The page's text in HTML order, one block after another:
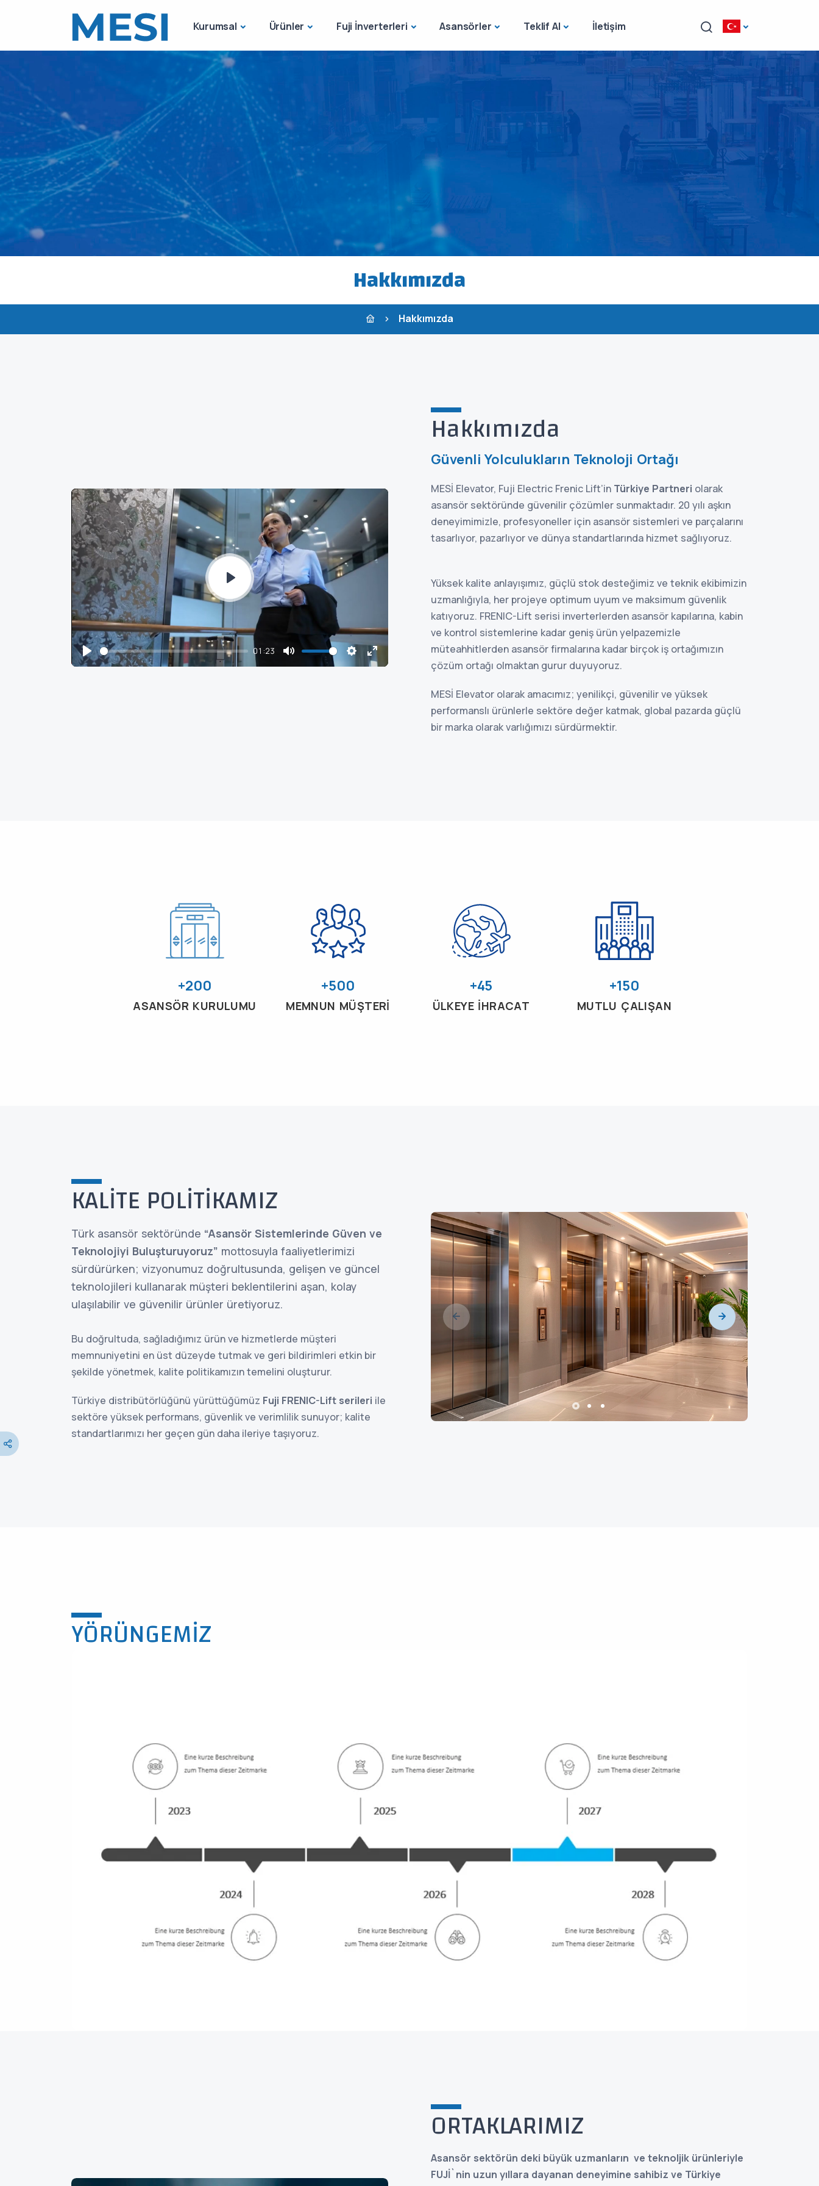
Kurumsal Ürünler Fuji İnverterleri Asansörler Teklif Al İletişim
Hakkımızda
Hakkımızda
Play
01:23
Mute Settings
Enter
Play
Hakkımızda
Güvenli Yolculukların Teknoloji Ortağı
MESİ Elevator, Fuji Electric Frenic Lift’in Türkiye Partneri olarak
asansör sektöründe güvenilir çözümler sunmaktadır. 20 yılı aşkın
deneyimimizle, profesyoneller için asansör sistemleri ve parçalarını
tasarlıyor, pazarlıyor ve dünya standartlarında hizmet sağlıyoruz.
Yüksek kalite anlayışımız, güçlü stok desteğimiz ve teknik ekibimizin
uzmanlığıyla, her projeye optimum uyum ve maksimum güvenlik
katıyoruz. FRENIC-Lift serisi inverterlerden asansör kapılarına, kabin
ve kontrol sistemlerine kadar geniş ürün yelpazemizle
müteahhitlerden asansör firmalarına kadar birçok iş ortağımızın
çözüm ortağı olmaktan gurur duyuyoruz.
MESİ Elevator olarak amacımız; yenilikçi, güvenilir ve yüksek
performanslı ürünlerle sektöre değer katmak, global pazarda güçlü
bir marka olarak varlığımızı sürdürmektir.
+200
ASANSÖR KURULUMU
+500
MEMNUN MÜŞTERİ
+45
ÜLKEYE İHRACAT
+150
MUTLU ÇALIŞAN
KALİTE POLİTİKAMIZ
Türk asansör sektöründe “Asansör Sistemlerinde Güven ve
Teknolojiyi Buluşturuyoruz” mottosuyla faaliyetlerimizi
sürdürürken; vizyonumuz doğrultusunda, gelişen ve güncel
teknolojileri kullanarak müşteri beklentilerini aşan, kolay
ulaşılabilir ve güvenilir ürünler üretiyoruz.
Bu doğrultuda, sağladığımız ürün ve hizmetlerde müşteri
memnuniyetini en üst düzeyde tutmak ve geri bildirimleri etkin bir
şekilde yönetmek, kalite politikamızın temelini oluşturur.
Türkiye distribütörlüğünü yürüttüğümüz Fuji FRENIC-Lift serileri ile
sektöre yüksek performans, güvenlik ve verimlilik sunuyor; kalite
standartlarımızı her geçen gün daha ileriye taşıyoruz.
YÖRÜNGEMIZ
ORTAKLARIMIZ
Asansör sektörün deki büyük uzmanların ve teknoljik ürünleriyle
FUJİ`nin uzun yıllara dayanan deneyimine sahibiz ve Türkiye